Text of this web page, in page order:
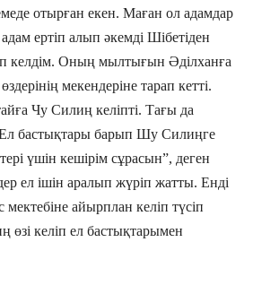
отырған екен. Маған ол адамдар
ертіп алып әкемді Шібетіден
келдім. Оның мылтығын Әділханға
мекендеріне тарап кетті.
Чу Силиң келіпті. Тағы да
бастықтары барып Шу Силиңге
үшін кешірім сұрасын”, деген
ел ішін аралып жүріп жатты. Енді
мектебіне айырплан келіп түсіп
келіп ел бастықтарымен